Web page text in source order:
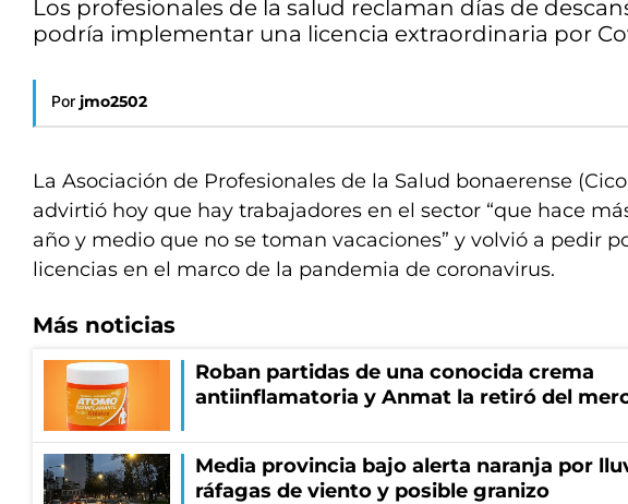
Los profesionales de la salud reclaman días de
podría implementar una licencia extraordinaria por
Por jmo2502
La Asociación de Profesionales de la Salud bonaerense
advirtió hoy que hay trabajadores en el sector “que hace
año y medio que no se toman vacaciones” y volvió a pedir
licencias en el marco de la pandemia de coronavirus.
Más noticias
Roban partidas de una conocida crema
antiinflamatoria y Anmat la retiró del
Media provincia bajo alerta naranja por
ráfagas de viento y posible granizo